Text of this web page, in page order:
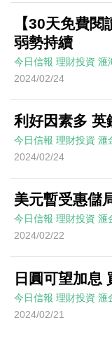
【30天免費
弱勢持續
今日信報 理財投資 滙
2024/02/24
利好因素多 英
今日信報 理財投資 滙
2024/02/24
美元暫受惠儲
今日信報 理財投資 滙
2024/02/22
日圓可望加息
今日信報 理財投資 滙
2024/02/21